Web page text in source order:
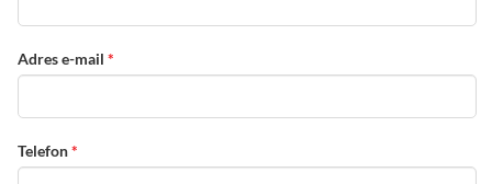
Adres e-mail *
Telefon*